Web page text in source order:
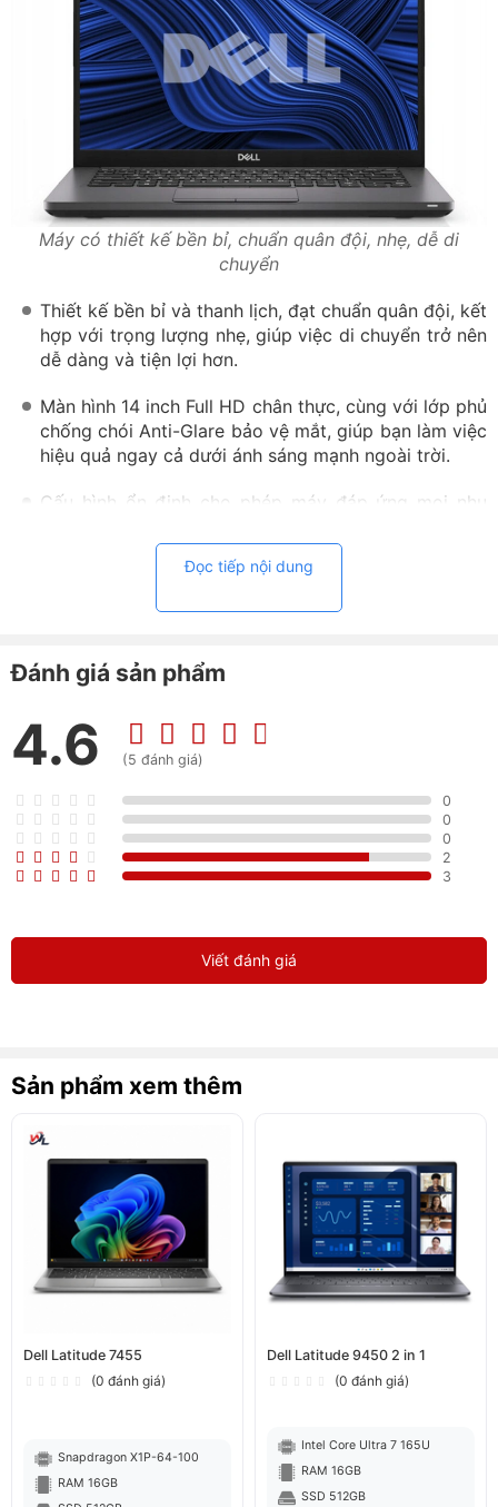
Máy có thiết kế bền bỉ, chuẩn quân đội, nhẹ, dễ di
chuyển
Thiết kế bền bỉ và thanh lịch, đạt chuẩn quân đội, kết
hợp với trọng lượng nhẹ, giúp việc di chuyển trở nên
dễ dàng và tiện lợi hơn.
Màn hình 14 inch Full HD chân thực, cùng với lớp phủ
chống chói Anti-Glare bảo vệ mắt, giúp bạn làm việc
hiệu quả ngay cả dưới ánh sáng mạnh ngoài trời.
Cấu hình ổn định cho phép máy đáp ứng mọi nhu
không gặp khó khăn.
mạnh tại Worklap.vn như:
Đánh giá Dell Latitude 5401 chi tiết
không thể bỏ qua. Cùng Worklap tìm hiểu và đánh giá
chi tiết về chiếc laptop này nhé.
Laptop Dell Latitude 5401 có thiết kế khá giống với
phiên bản trước đó là Dell Latitude 5400, sở hữu những
đường nét sắc sảo và tông màu thanh lịch, toát lên vẻ
Đọc tiếp nội dung
Đánh giá sản phẩm
4.6 (5 đánh giá)
0
0
0
2
3
Viết đánh giá
Sản phẩm xem thêm
Dell Latitude 7455
(0 đánh giá)
Snapdragon X1P-64-100
RAM 16GB
Dell Latitude 9450 2 in 1
(0 đánh giá)
Intel Core Ultra 7 165U
RAM 16GB
SSD 512GB